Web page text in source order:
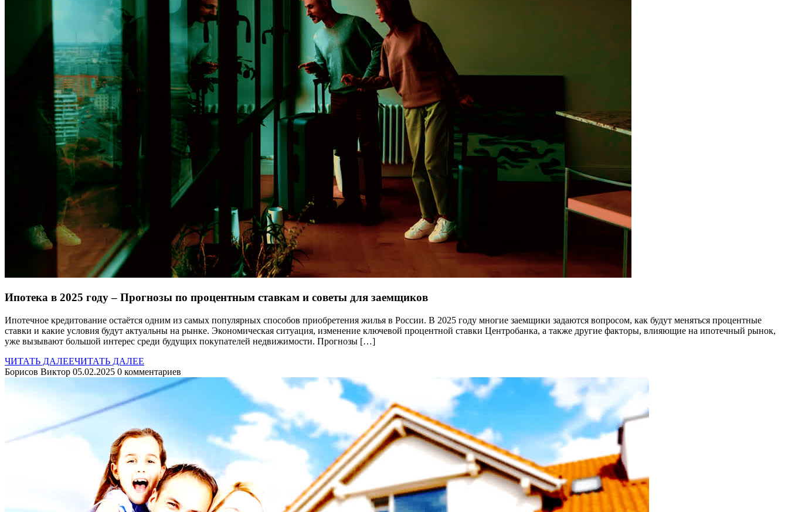
Ипотека в 2025 году – Прогнозы по процентным ставкам и советы для заемщиков
Ипотечное кредитование остаётся одним из самых популярных способов приобретения жилья в России. В 2025 году многие заемщики задаются вопросом, как будут меняться процентные
ставки и какие условия будут актуальны на рынке. Экономическая ситуация, изменение ключевой процентной ставки Центробанка, а также другие факторы, влияющие на ипотечный рынок,
уже вызывают большой интерес среди будущих покупателей недвижимости. Прогнозы […]
ЧИТАТЬ ДАЛЕЕЧИТАТЬ ДАЛЕЕ
Борисов Виктор 05.02.2025 0 комментариев